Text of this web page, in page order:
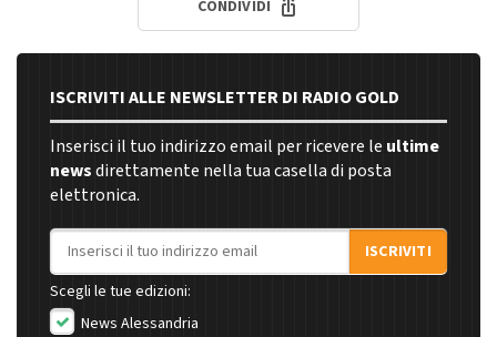
CONDIVIDI
ISCRIVITI ALLE NEWSLETTER DI RADIO GOLD
Inserisci il tuo indirizzo email per ricevere le ultime
newsdirettamente nella tua casella di posta
elettronica.
Indirizzo email
ISCRIVITI
Scegli le tue edizioni:
News Alessandria